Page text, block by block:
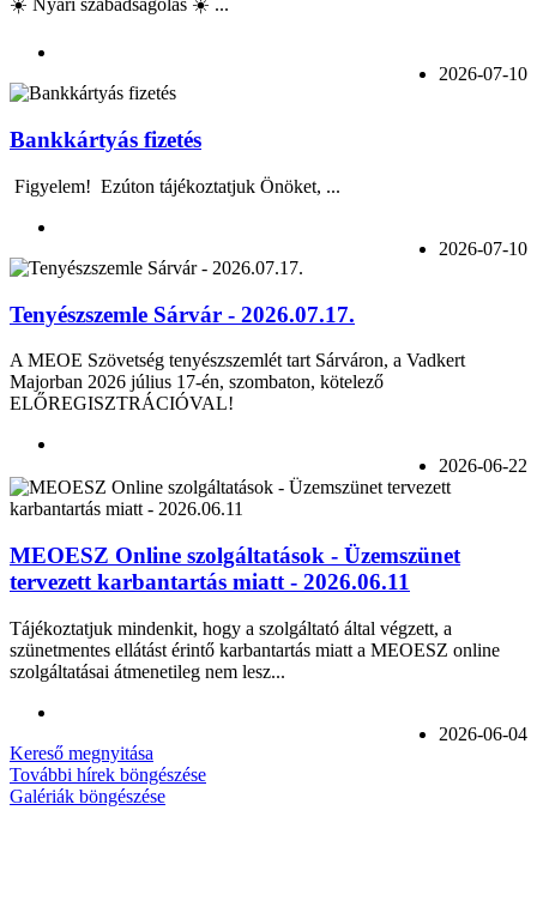
☀️ Nyári szabadságolás ☀️ ...
2026-07-10
Bankkártyás fizetés
Figyelem! Ezúton tájékoztatjuk Önöket, ...
2026-07-10
Tenyészszemle Sárvár - 2026.07.17.
A MEOE Szövetség tenyészszemlét tart Sárváron, a Vadkert
Majorban 2026 július 17-én, szombaton, kötelező
ELŐREGISZTRÁCIÓVAL!
2026-06-22
MEOESZ Online szolgáltatások - Üzemszünet
tervezett karbantartás miatt - 2026.06.11
Tájékoztatjuk mindenkit, hogy a szolgáltató által végzett, a
szünetmentes ellátást érintő karbantartás miatt a MEOESZ online
szolgáltatásai átmenetileg nem lesz...
2026-06-04
Kereső megnyitása
További hírek böngészése
Galériák böngészése